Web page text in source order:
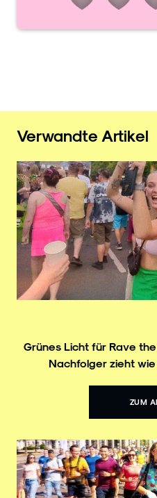
Verwandte Artikel
Grünes Licht für Rave
Nachfolger zieht
ZUM